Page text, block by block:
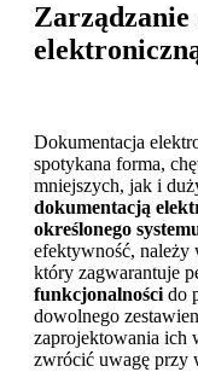
Dokumentacja
spotykana forma,
mniejszych, jak i
dokumentacją
określonego
efektywność, należy
który zagwarantuje
funkcjonalności do
dowolnego
zaprojektowania ich
zwrócić uwagę przy